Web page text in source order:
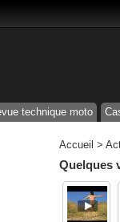
technique moto
Accueil >
Quelques